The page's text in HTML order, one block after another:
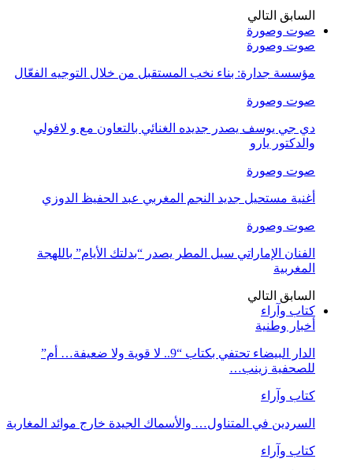
السابق التالي
صوت وصورة
صوت وصورة
مؤسسة جدارة: بناء نخب المستقبل من خلال التوجيه الفعّال
صوت وصورة
دي جي يوسف يصدر جديده الغنائي بالتعاون مع و لافولي
والدكتور يارو
صوت وصورة
أغنية مستحيل جديد النجم المغربي عبد الحفيظ الدوزي
صوت وصورة
الفنان الإماراتي سيل المطر يصدر “بدلتك الأيام” باللهجة
المغربية
السابق التالي
كتاب وآراء
أخبار وطنية
الدار البيضاء تحتفي بكتاب “9.. لا قوية ولا ضعيفة… أم”
للصحفية زينب…
كتاب وآراء
السردين في المتناول… والأسماك الجيدة خارج موائد المغاربة
كتاب وآراء